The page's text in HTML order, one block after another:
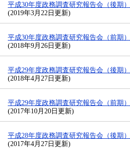
平成30年度政務調査研究報告会（後期）
(2019年3月22日更新)
平成30年度政務調査研究報告会（前期）
(2018年9月26日更新)
平成29年度政務調査研究報告会（後期）
(2018年4月27日更新)
平成29年度政務調査研究報告会（前期）
(2017年10月20日更新)
平成28年度政務調査研究報告会（後期）
(2017年4月27日更新)